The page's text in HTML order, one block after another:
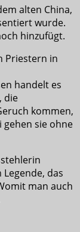
alten China,
wurde.
hinzufügt.
Priestern in
handelt es
die
kommen,
gehen sie ohne
Legende, das
man auch